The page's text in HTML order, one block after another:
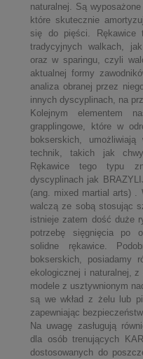
naturalnej. Są
które skutecznie
się do pięści. Rękawice
tradycyjnych walkach,
oraz w sparingu, czyli
aktualnej formy
analiza obranej przez
innych dyscyplinach, na
Kolejnym elementem
grapplingowe, które w
bokserskich, umożliwiają
technik, takich jak
Rękawice tego typu
dyscyplinach jak
(ang. mixed martial arts) .
walczą ze sobą stosując
istnieje zatem dość duże
potrzebę sięgnięcia po
solidne rękawice.
bokserskich, posiadamy
ekologicznej i naturalnej,
modele z usztywnionym
są we wkład z żelu lub
zapewniając
Na uwagę zasługują
dla osób trenujących
dostosowanych do